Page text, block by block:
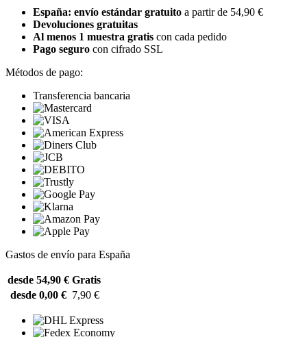
España: envío estándar gratuito a partir de 54,90 €
Devoluciones gratuitas
Al menos 1 muestra gratis con cada pedido
Pago seguro con cifrado SSL
Métodos de pago:
Transferencia bancaria
Gastos de envío para España
desde 54,90 € Gratis
desde 0,00 € 7,90 €